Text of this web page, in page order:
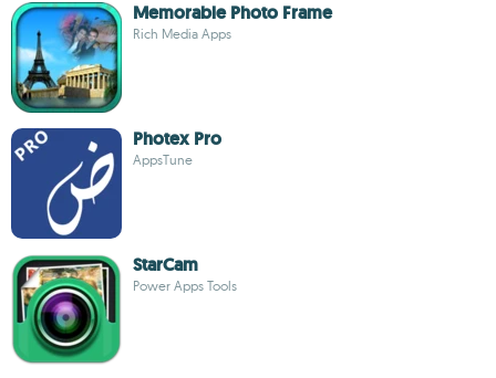
Memorable Photo Frame
Rich Media Apps
Photex Pro
AppsTune
StarCam
Power Apps Tools